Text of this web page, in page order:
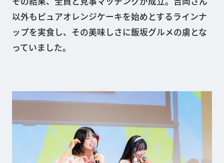
以外もピュアオレンジケーキを始めとするラインナ
ップを実食し、その美味しさに飯坂グルメの虜とな
っていました。